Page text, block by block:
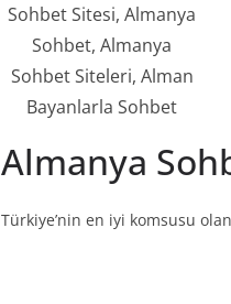
Sohbet Sitesi, Almanya
Sohbet, Almanya
Sohbet Siteleri, Alman
Bayanlarla Sohbet
Almanya
Türkiye’nin en iyi komsusu